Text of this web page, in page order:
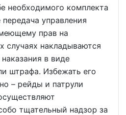
необходимого комплекта
управления
прав на
случаях накладываются
в виде
штрафа. Избежать его
– рейды и патрули
тщательный надзор за